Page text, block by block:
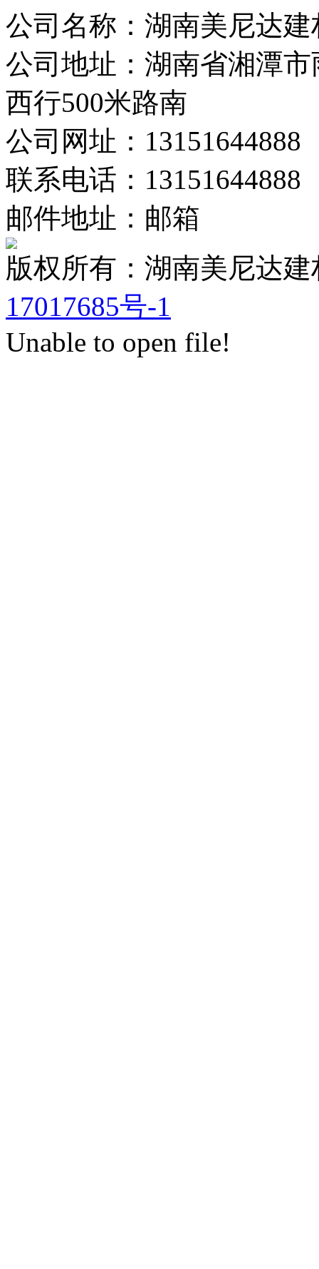
公司名称：湖南美尼达
公司地址：湖南省湘潭
西行500米路南
公司网址：13151644888
联系电话：13151644888
邮件地址：邮箱
版权所有：湖南美尼
17017685号-1
Unable to open file!